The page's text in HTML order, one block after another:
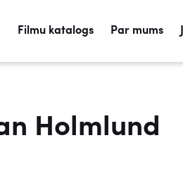
Filmu katalogs Par mums
Holmlund